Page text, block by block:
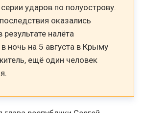
ударов по полуострову.
оказались
результате налёта
ночь на 5 августа в Крыму
ещё один человек